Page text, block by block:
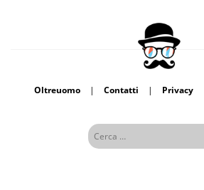
Oltreuomo | Contatti | Privacy